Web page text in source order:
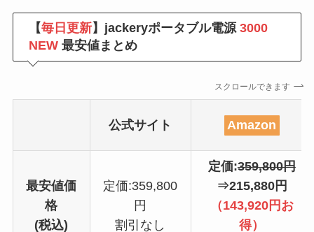
【毎日更新】jackeryポータブル電源3000
NEW 最安値まとめ
スクロールできます
公式サイト Amazon
最安値価
格
(税込)
定価:359,800
円
割引なし
定価:359,800円
⇒215,880円
（143,920円お
得）